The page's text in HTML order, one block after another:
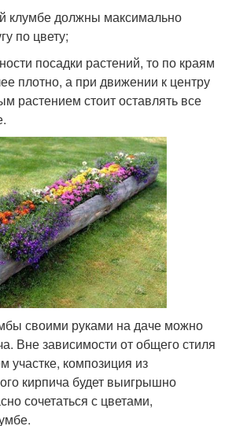
клумбе должны максимально
по цвету;
посадки растений, то по краям
плотно, а при движении к центру
растением стоит оставлять все
своими руками на даче можно
Вне зависимости от общего стиля
композиция из
кирпича будет выигрышно
сочетаться с цветами,